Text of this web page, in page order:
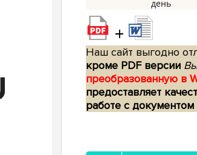
+
Наш сайт выгодно
кроме PDF версии
преобразованную в
предоставляет
работе с документом